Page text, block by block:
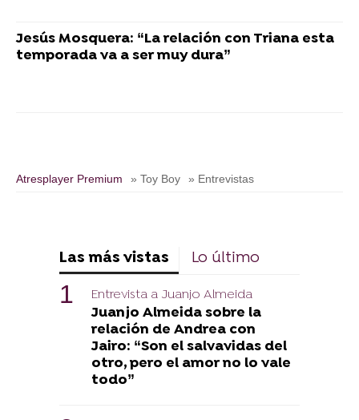
Jesús Mosquera: “La relación con Triana esta
temporada va a ser muy dura”
Atresplayer Premium » Toy Boy » Entrevistas
Las más vistas Lo último
Entrevista a Juanjo Almeida
Juanjo Almeida sobre la
relación de Andrea con
Jairo: “Son el salvavidas del
otro, pero el amor no lo vale
todo”